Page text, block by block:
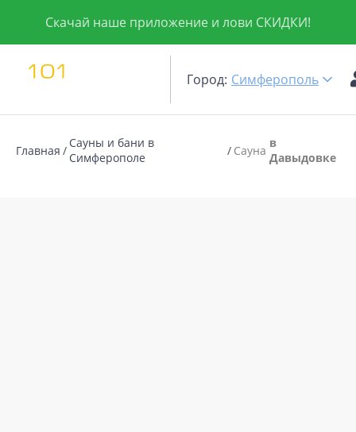
Скачай наше приложение и лови СКИДКИ!
Город: Симферополь
Главная
Сауны и бани в
Симферополе
Сауна в
Давыдовке